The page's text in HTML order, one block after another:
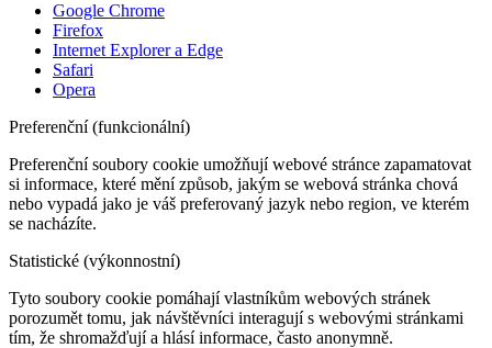
Google Chrome
Firefox
Internet Explorer a Edge
Safari
Opera
Preferenční (funkcionální)
Preferenční soubory cookie umožňují webové stránce zapamatovat
si informace, které mění způsob, jakým se webová stránka chová
nebo vypadá jako je váš preferovaný jazyk nebo region, ve kterém
se nacházíte.
Statistické (výkonnostní)
Tyto soubory cookie pomáhají vlastníkům webových stránek
porozumět tomu, jak návštěvníci interagují s webovými stránkami
tím, že shromažďují a hlásí informace, často anonymně.